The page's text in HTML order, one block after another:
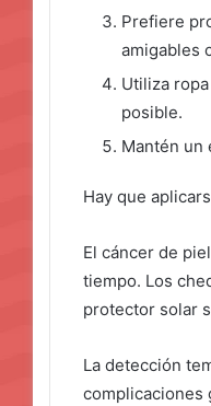
Prefiere
amigables
Utiliza
posible.
Mantén un
Hay que
El cáncer de
tiempo. Los
protector solar
La detección
complicaciones